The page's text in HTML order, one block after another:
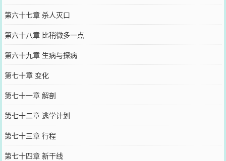
第六十七章 杀人灭口
第六十八章 比稍微多一点
第六十九章 生病与探病
第七十章 变化
第七十一章 解剖
第七十二章 逃学计划
第七十三章 行程
第七十四章 新干线